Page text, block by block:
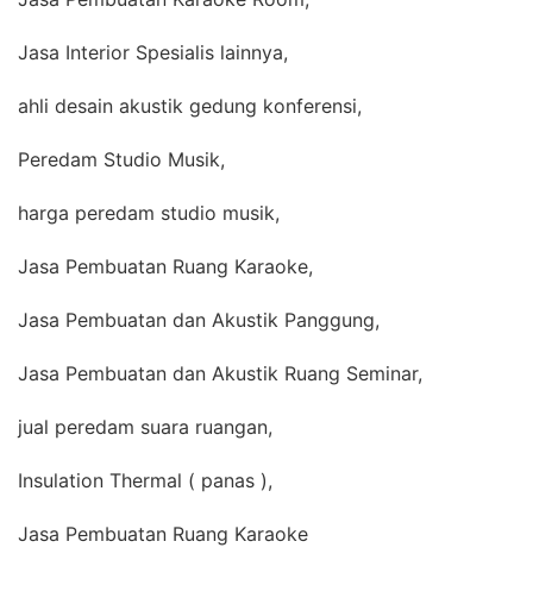
Jasa Interior Spesialis lainnya,
ahli desain akustik gedung konferensi,
Peredam Studio Musik,
harga peredam studio musik,
Jasa Pembuatan Ruang Karaoke,
Jasa Pembuatan dan Akustik Panggung,
Jasa Pembuatan dan Akustik Ruang Seminar,
jual peredam suara ruangan,
Insulation Thermal ( panas ),
Jasa Pembuatan Ruang Karaoke